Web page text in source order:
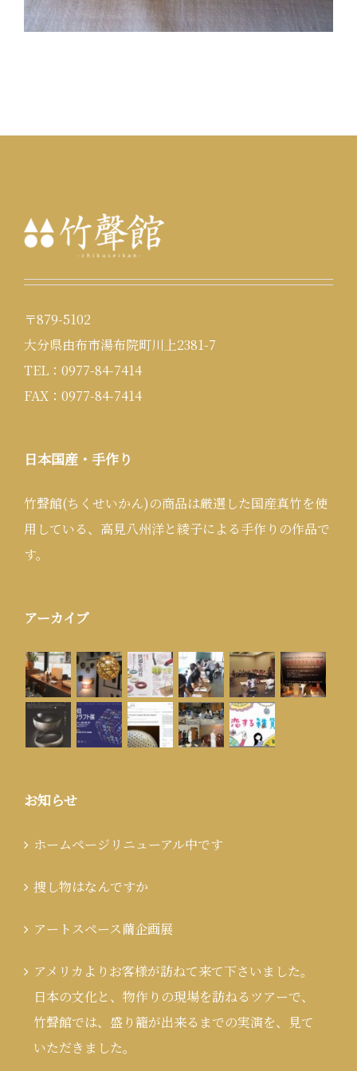
〒879-5102
大分県由布市湯布院町川上2381-7
TEL：0977-84-7414
FAX：0977-84-7414
日本国産・手作り
竹聲館(ちくせいかん)の商品は厳選した国産真竹を使
用している、高見八州洋と綾子による手作りの作品で
す。
アーカイブ
お知らせ
ホームページリニューアル中です
捜し物はなんですか
アートスペース繭企画展
アメリカよりお客様が訪ねて来て下さいました。
日本の文化と、物作りの現場を訪ねるツアーで、
竹聲館では、盛り籠が出来るまでの実演を、見て
いただきました。